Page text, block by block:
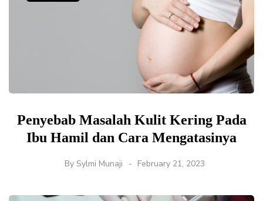
Penyebab Masalah Kulit Kering Pada
Ibu Hamil dan Cara Mengatasinya
By Sylmi Munaji February 21, 2023